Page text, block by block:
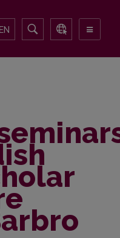
EN